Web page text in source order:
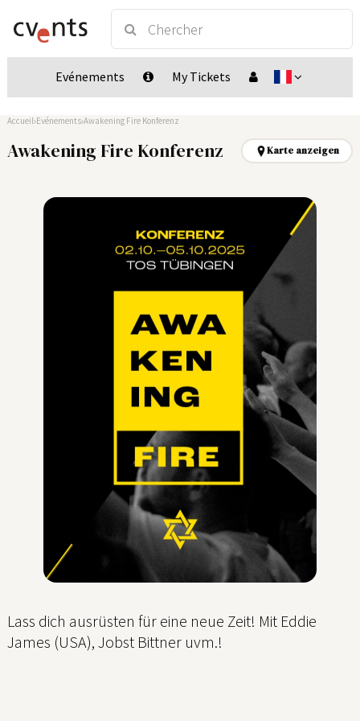
Evénements My Tickets
Accueil Evénements Awakening Fire Konferenz
Awakening Fire Konferenz Karte anzeigen
Lass dich ausrüsten für eine neue Zeit! Mit Eddie
James (USA), Jobst Bittner uvm.!